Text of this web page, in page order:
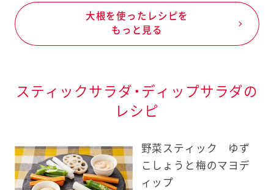
大根を使ったレシピを
もっと見る
スティックサラダ・ディップサラダの
レシピ
野菜スティック ゆず
こしょうと梅のマヨデ
ィップ